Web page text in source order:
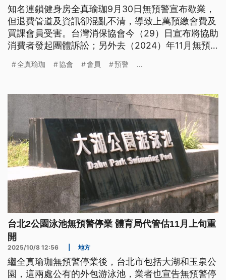
知名連鎖健身房全真瑜珈9月30日無預警宣布歇業，
但退費管道及資訊卻混亂不清，導致上萬預繳會費及
買課會員受害。台灣消保協會今（29）日宣布將協助
消費者發起團體訴訟；另外去（2024）年11月無預
沒有退費，台灣消保協會同樣也將介入。
全真瑜珈 協會 會員 預警 ...
台北2公園泳池無預警停業 體育局代管估11月上旬重
開
2025/10/8 12:56 地方
繼全真瑜珈無預警停業後，台北市包括大湖和玉泉公
園，這兩處公有的外包游泳池，業者也宣告無預警停